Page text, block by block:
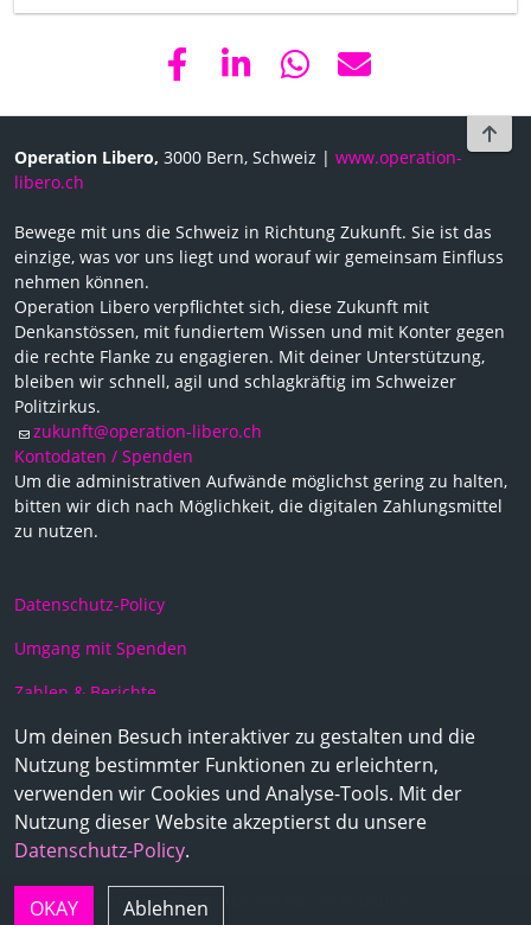
Operation Libero, 3000 Bern, Schweiz | www.operation-
libero.ch
Bewege mit uns die Schweiz in Richtung Zukunft. Sie ist das
einzige, was vor uns liegt und worauf wir gemeinsam Einfluss
nehmen können.
Operation Libero verpflichtet sich, diese Zukunft mit
Denkanstössen, mit fundiertem Wissen und mit Konter gegen
die rechte Flanke zu engagieren. Mit deiner Unterstützung,
bleiben wir schnell, agil und schlagkräftig im Schweizer
Politzirkus.
zukunft@operation-libero.ch
Kontodaten / Spenden
Um die administrativen Aufwände möglichst gering zu halten,
bitten wir dich nach Möglichkeit, die digitalen Zahlungsmittel
zu nutzen.
Datenschutz-Policy
Umgang mit Spenden
Zahlen & Berichte
Statuten
Team
Medien
To
© 2026 Operation Libero. Alle Rechte vorbehalten
Um deinen Besuch interaktiver zu gestalten und die
Nutzung bestimmter Funktionen zu erleichtern,
verwenden wir Cookies und Analyse-Tools. Mit der
Nutzung dieser Website akzeptierst du unsere
Datenschutz-Policy.
OKAY Ablehnen